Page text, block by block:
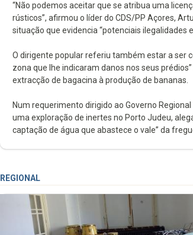
“Não podemos aceitar que se atribua uma
rústicos”, afirmou o líder do CDS/PP Açores,
situação que evidencia “potenciais ilegalidades
O dirigente popular referiu também estar a ser
zona que lhe indicaram danos nos seus
extracção de bagacina à produção de bananas.
Num requerimento dirigido ao Governo
uma exploração de inertes no Porto Judeu,
captação de água que abastece o vale” da
REGIONAL